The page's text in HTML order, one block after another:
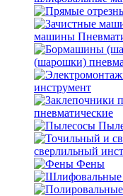
машины
(шарошки)
инструмент
пневматические
сверлильный
Фены